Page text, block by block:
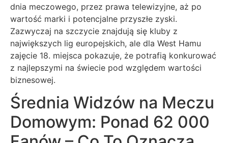
dnia meczowego, przez prawa telewizyjne, aż po
wartość marki i potencjalne przyszłe zyski.
Zazwyczaj na szczycie znajdują się kluby z
największych lig europejskich, ale dla West Hamu
zajęcie 18. miejsca pokazuje, że potrafią konkurować
z najlepszymi na świecie pod względem wartości
biznesowej.
Średnia Widzów na Meczu
Domowym: Ponad 62 000